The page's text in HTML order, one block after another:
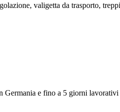
valigetta da trasporto,
e fino a 5 giorni